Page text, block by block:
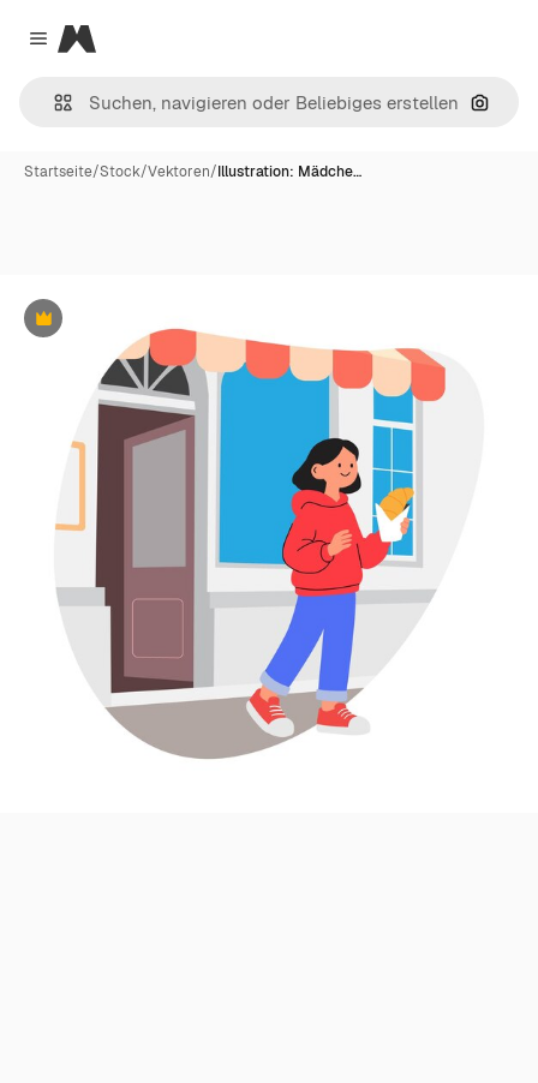
Close menu
Magnific
Nach
Startseite/Stock/Vektoren/Illustration: Mädche…
Premium